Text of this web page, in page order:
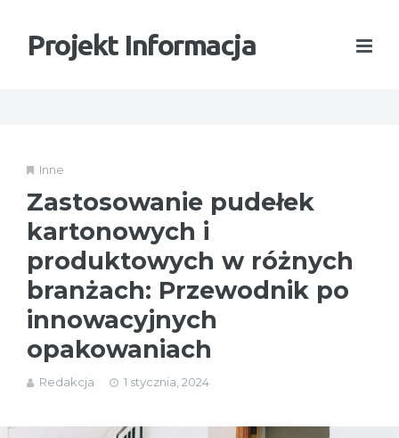
Projekt Informacja
Inne
Zastosowanie pudełek
kartonowych i
produktowych w różnych
branżach: Przewodnik po
innowacyjnych
opakowaniach
Redakcja 1 stycznia, 2024